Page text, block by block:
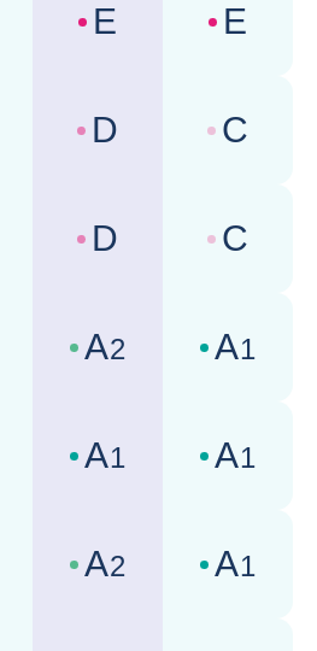
国家风险评级 :
E 商业环境评级
E
国家风险评级 :
D 商业环境评级
C
国家风险评级 :
D 商业环境评级
C
国家风险评级 :
A2 商业环境评级
A1
国家风险评级 :
A1 商业环境评级
A1
国家风险评级 :
A2 商业环境评级
A1